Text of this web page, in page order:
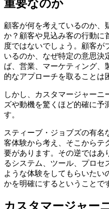
重要なのか
顧客が何を考えているのか、
か？顧客や見込み客の行動に
度ではないでしょう。顧客が
いるのか、なぜ特定の意思決
ば、営業、マーケティング、
的なアプローチを取ることは
しかし、カスタマージャーニ
ズや動機を驚くほど的確に予
す。
スティーブ・ジョブズの有名
客体験から考え、そこからテ
要があります。その逆ではあ
るシステム、ツール、プロセ
ような体験をしてもらいたい
かを明確にするということで
カスタマージャー